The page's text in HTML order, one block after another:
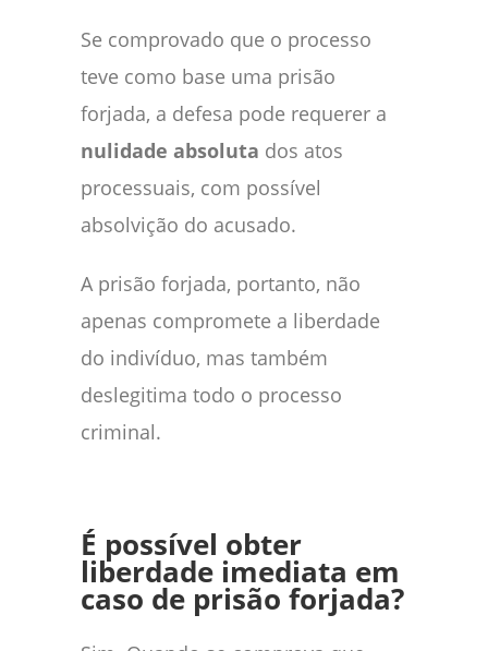
Se comprovado que o processo
teve como base uma prisão
forjada, a defesa pode requerer a
nulidade absoluta dos atos
processuais, com possível
absolvição do acusado.
A prisão forjada, portanto, não
apenas compromete a liberdade
do indivíduo, mas também
deslegitima todo o processo
criminal.
É possível obter
liberdade imediata em
caso de prisão forjada?